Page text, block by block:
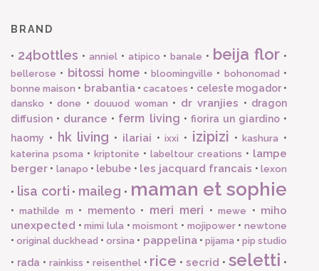
BRAND
• 24bottles • anniel• atipico •banale • beija flor •
bellerose • bitossi home • bloomingville • bohonomad •
bonne maison • brabantia•cacatoes • celeste mogador•
dansko • done • douuod woman • dr vranjies • dragon
diffusion • durance • ferm living • fiorira un giardino•
haomy • hk living • ilariai •ixxi • izipizi •kashura •
katerina psoma • kriptonite • labeltour creations • lampe
berger • lanapo • lebube • les jacquard francais •lexon
• lisa corti • maileg • maman et sophie
•mathilde m • memento• meri meri •mewe • miho
unexpected •mimi lula •moismont • mojipower•newtone
•original duckhead •orsina • pappelina• pijama • pip studio
• rada • rainkiss • reisenthel• rice •secrid •seletti •